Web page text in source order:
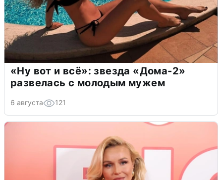
«Ну вот и всё»: звезда «Дома-2»
развелась с молодым мужем
6 августа 121